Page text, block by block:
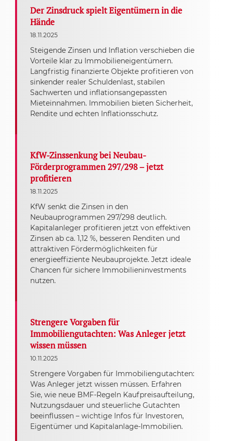
Der Zinsdruck spielt Eigentümern in die
Hände
18.11.2025
Steigende Zinsen und Inflation verschieben die
Vorteile klar zu Immobilieneigentümern.
Langfristig finanzierte Objekte profitieren von
sinkender realer Schuldenlast, stabilen
Sachwerten und inflationsangepassten
Mieteinnahmen. Immobilien bieten Sicherheit,
Rendite und echten Inflationsschutz.
KfW-Zinssenkung bei Neubau-
Förderprogrammen 297/298 – jetzt
profitieren
18.11.2025
KfW senkt die Zinsen in den
Neubauprogrammen 297/298 deutlich.
Kapitalanleger profitieren jetzt von effektiven
Zinsen ab ca. 1,12 %, besseren Renditen und
attraktiven Fördermöglichkeiten für
energieeffiziente Neubauprojekte. Jetzt ideale
Chancen für sichere Immobilieninvestments
nutzen.
Strengere Vorgaben für
Immobiliengutachten: Was Anleger jetzt
wissen müssen
10.11.2025
Strengere Vorgaben für Immobiliengutachten:
Was Anleger jetzt wissen müssen. Erfahren
Sie, wie neue BMF-Regeln Kaufpreisaufteilung,
Nutzungsdauer und steuerliche Gutachten
beeinflussen – wichtige Infos für Investoren,
Eigentümer und Kapitalanlage-Immobilien.